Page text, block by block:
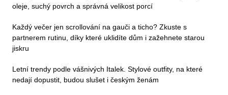
oleje, suchý povrch a správná velikost porcí
Každý večer jen scrollování na gauči a ticho? Zkuste s
partnerem rutinu, díky které uklidíte dům i zažehnete starou
jiskru
Letní trendy podle vášnivých Italek. Stylové outfity, na které
nedají dopustit, budou slušet i českým ženám